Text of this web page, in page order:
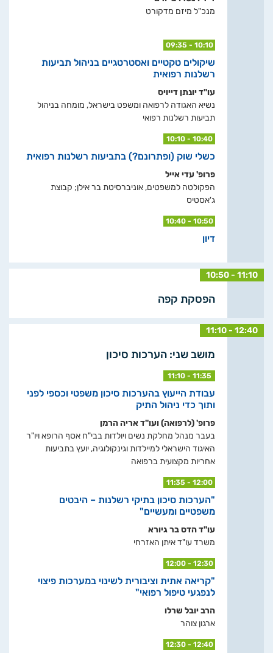
מנכ"ל מיזם מדקורט
09:35 - 10:10
שיקולים טקטיים ואסטרטגיים בניהול תביעות
רשלנות רפואית
עו"ד יונתן דייויס
נשיא האגודה לרפואה ומשפט בישראל, מומחה בניהול
תביעות רשלנות רפואי
10:10 - 10:40
כשלי שוק (ופתרונם?) בתביעות רשלנות רפואית
פרופ' עדי אייל
הפקולטה למשפטים, אוניברסיטת בר אילן; קבוצת
ג'אסטיס
10:40 - 10:50
דיון
10:50 - 11:10
הפסקת קפה
11:10 - 12:40
מושב שני: הערכות סיכון
11:10 - 11:35
עבודת הייעוץ בהערכות סיכון משפטי וכספי לפני
ותוך כדי ניהול התיק
פרופ' (לרפואה) ועו"ד אריה הרמן
בעבר מנהל מחלקת נשים ויולדות בבי"ח אסף הרופא ויו"ר
האיגוד הישראלי למיילדות וגינקולוגיה, יועץ בתביעות
אחריות מקצועית ברפואה
11:35 - 12:00
"הערכות סיכון בתיקי רשלנות – היבטים
משפטיים ומעשיים"
עו"ד הדס בר גיורא
משרד עו"ד איתן האזרחי
12:00 - 12:30
"קריאה אתית וציבורית לשינוי במערכות פיצוי
לנפגעי טיפול רפואי"
הרב יובל שרלו
ארגון צוהר
12:30 - 12:40